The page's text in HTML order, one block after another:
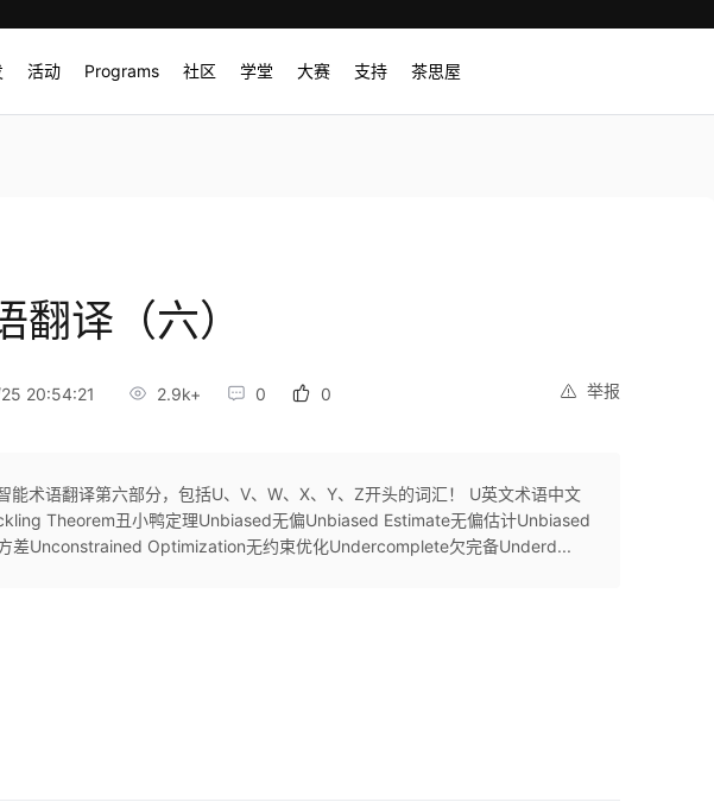
活动 Programs 社区 学堂 大赛 支持 茶思屋
翻译（六）
举报
20:54:21 2.9k+ 0 0
能术语翻译第六部分，包括U、V、W、X、Y、Z开头的词汇！ U英文术语中文
Theorem丑小鸭定理Unbiased无偏Unbiased Estimate无偏估计Unbiased
差Unconstrained Optimization无约束优化Undercomplete欠完备Underd...